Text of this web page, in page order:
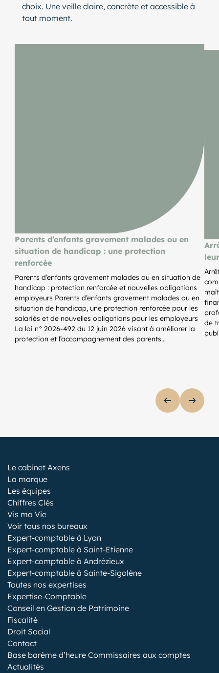
choix. Une veille claire, concrète et accessible à
tout moment.
Parents d’enfants gravement malades ou en
situation de handicap : une protection
renforcée
Parents d’enfants gravement malades ou en situation de
handicap : protection renforcée et nouvelles obligations
employeurs Parents d’enfants gravement malades ou en
situation de handicap, une protection renforcée pour les
salariés et de nouvelles obligations pour les employeurs
La loi n° 2026-492 du 12 juin 2026 visant à améliorer la
protection et l’accompagnement des parents…
de
AFFICHER
Le cabinet Axens
La marque
Les équipes
Chiffres Clés
Vis ma Vie
Voir tous nos bureaux
Expert-comptable à Lyon
Expert-comptable à Saint-Etienne
Expert-comptable à Andrézieux
Expert-comptable à Sainte-Sigolène
Toutes nos expertises
Expertise-Comptable
Conseil en Gestion de Patrimoine
Fiscalité
Droit Social
Contact
Base barème d’heure Commissaires aux comptes
Actualités